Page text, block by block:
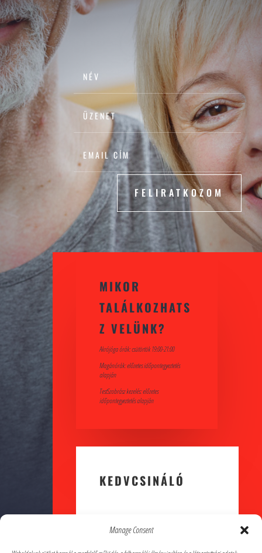
Manage Consent
FELIRATKOZOM
MIKOR
TALÁLKOZHATS
Z VELÜNK?
Akrójóga órák: csütörtök 19:00-21:00
Magánórák: előzetes időpontegyeztetés
alapján
TestSzobrász kezelés: előzetes
időpontegyeztetés alapján
KEDVCSINÁLÓ